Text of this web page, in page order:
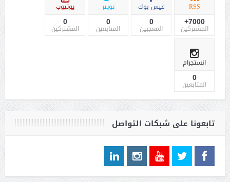
RSS
7000+
المشتركين
فيس بوك
0
المعجبين
تويتر
0
المتابعين
يوتيوب
0
المشتركين
انستجرام
0
المتابعين
تابعونا على شبكات التواصل